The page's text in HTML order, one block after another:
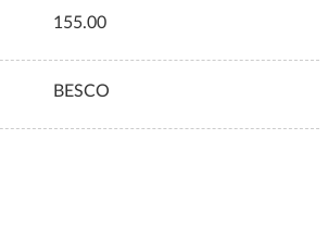
155.00
BESCO